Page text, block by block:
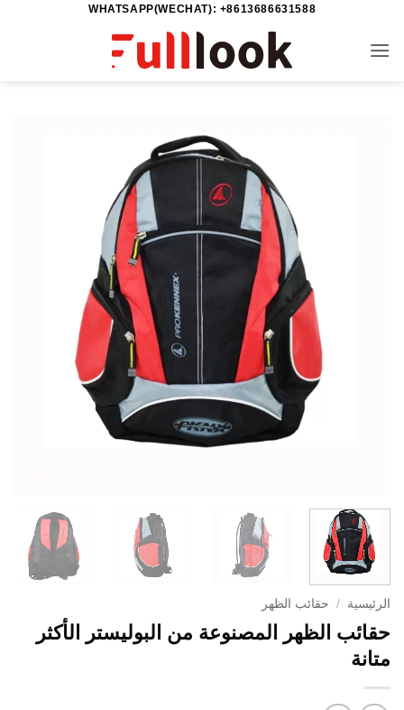
WHATSAPP(WECHAT): +8613686631588
الرئيسية / حقائب الظهر
حقائب الظهر المصنوعة من البوليستر الأكثر
متانة